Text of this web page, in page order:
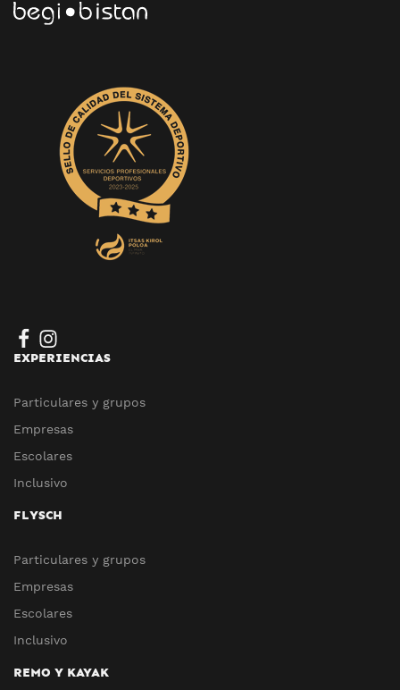
EXPERIENCIAS
Particulares y grupos
Empresas
Escolares
Inclusivo
FLYSCH
Particulares y grupos
Empresas
Escolares
Inclusivo
REMO Y KAYAK